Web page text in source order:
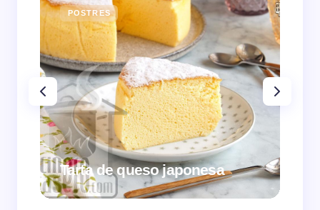
POSTRES
Tarta de queso japonesa